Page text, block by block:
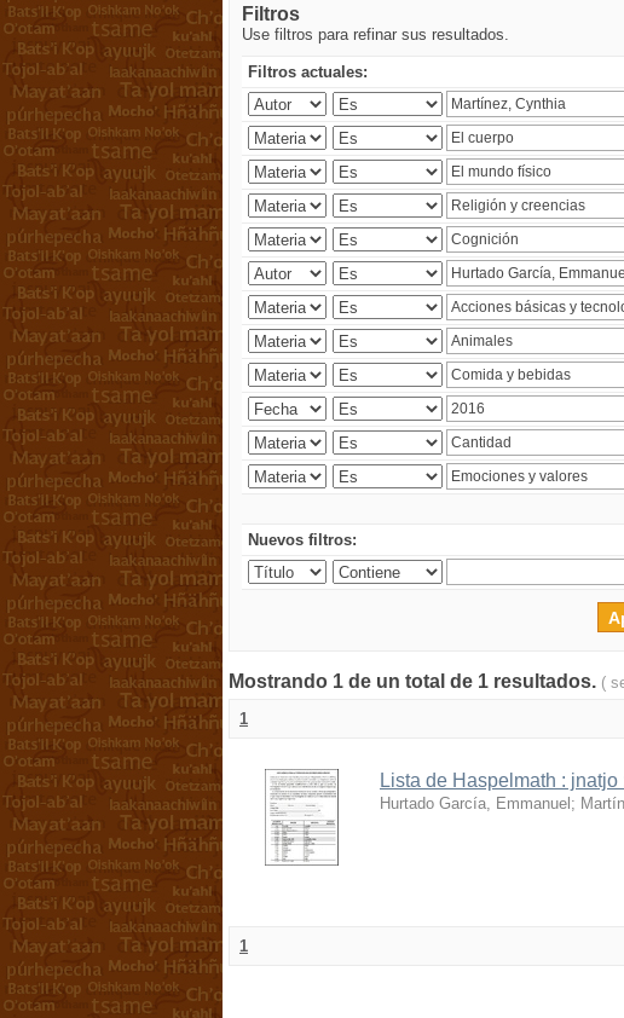
Filtros
Use filtros para refinar sus resultados.
Filtros actuales:
Nuevos filtros:
Mostrando 1 de un total de 1 resultados. (
1
Lista de Haspelmath :
Hurtado García, Emmanuel ;
1